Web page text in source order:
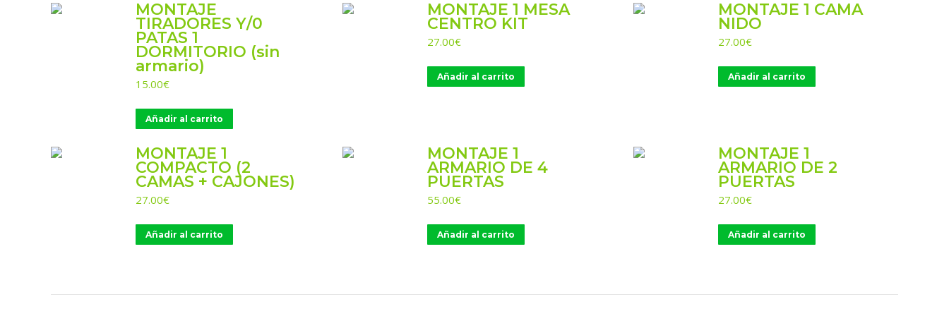
MONTAJE
TIRADORES Y/0
PATAS 1
DORMITORIO (sin
armario)
15.00€
Añadir al carrito
MONTAJE 1 MESA
CENTRO KIT
27.00€
Añadir al carrito
MONTAJE 1 CAMA
NIDO
27.00€
Añadir al carrito
MONTAJE 1
COMPACTO (2
CAMAS + CAJONES)
27.00€
Añadir al carrito
MONTAJE 1
ARMARIO DE 4
PUERTAS
55.00€
Añadir al carrito
MONTAJE 1
ARMARIO DE 2
PUERTAS
27.00€
Añadir al carrito